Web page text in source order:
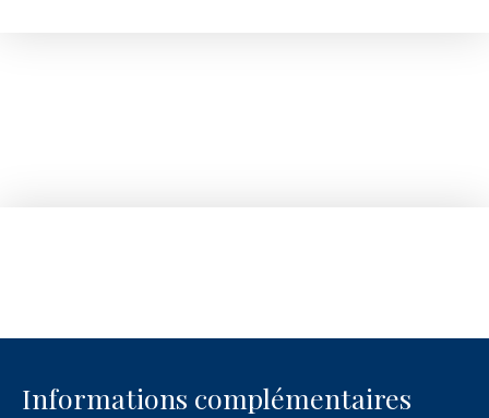
Informations complémentaires